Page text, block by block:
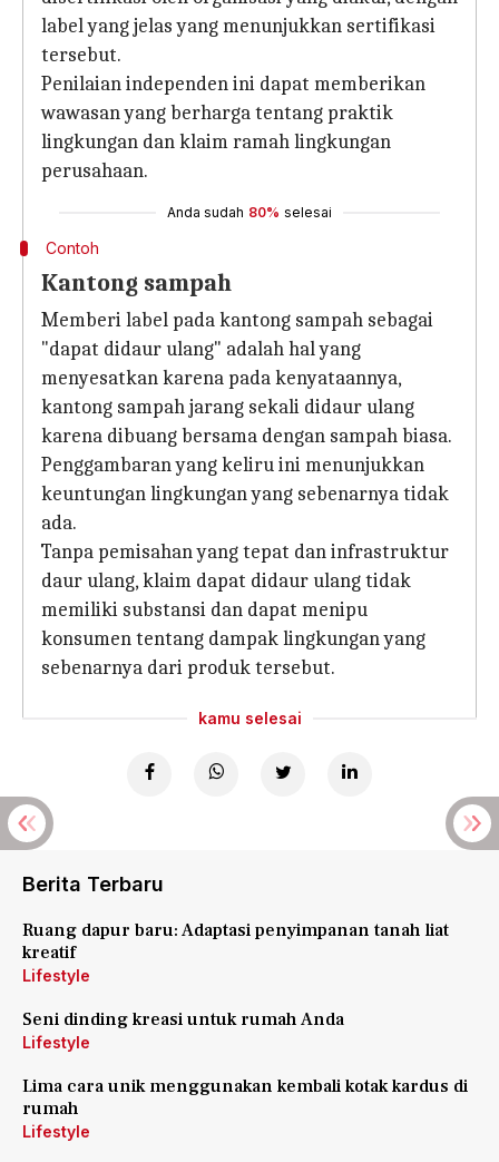
label yang jelas yang menunjukkan sertifikasi
tersebut.
Penilaian independen ini dapat memberikan
wawasan yang berharga tentang praktik
lingkungan dan klaim ramah lingkungan
perusahaan.
Anda sudah 80% selesai
Contoh
Kantong sampah
Memberi label pada kantong sampah sebagai
"dapat didaur ulang" adalah hal yang
menyesatkan karena pada kenyataannya,
kantong sampah jarang sekali didaur ulang
karena dibuang bersama dengan sampah biasa.
Penggambaran yang keliru ini menunjukkan
keuntungan lingkungan yang sebenarnya tidak
ada.
Tanpa pemisahan yang tepat dan infrastruktur
daur ulang, klaim dapat didaur ulang tidak
memiliki substansi dan dapat menipu
konsumen tentang dampak lingkungan yang
sebenarnya dari produk tersebut.
kamu selesai
Berita Terbaru
Ruang dapur baru: Adaptasi penyimpanan tanah liat
kreatif
Lifestyle
Seni dinding kreasi untuk rumah Anda
Lifestyle
Lima cara unik menggunakan kembali kotak kardus di
rumah
Lifestyle